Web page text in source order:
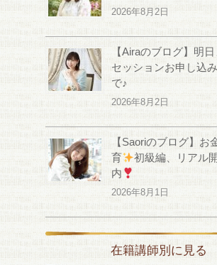
2026年8月2日
【Airaのブログ】明
セッションお申し込
で♪
2026年8月2日
【Saoriのブログ】お
育
初級編、リアル
内
2026年8月1日
在籍講師別に見る